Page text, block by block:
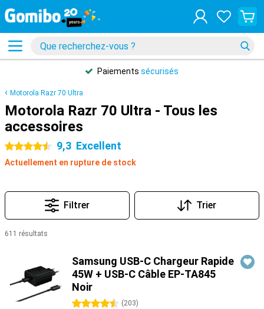
Paiements sécurisés
Motorola Razr 70 Ultra
Motorola Razr 70 Ultra - Tous les
accessoires
4.5 étoiles 9,3 Excellent
Actuellement en rupture de stock
Filtrer Trier
611 résultats
Samsung USB-C Chargeur Rapide
45W + USB-C Câble EP-TA845
Noir
4.5 étoiles (203)